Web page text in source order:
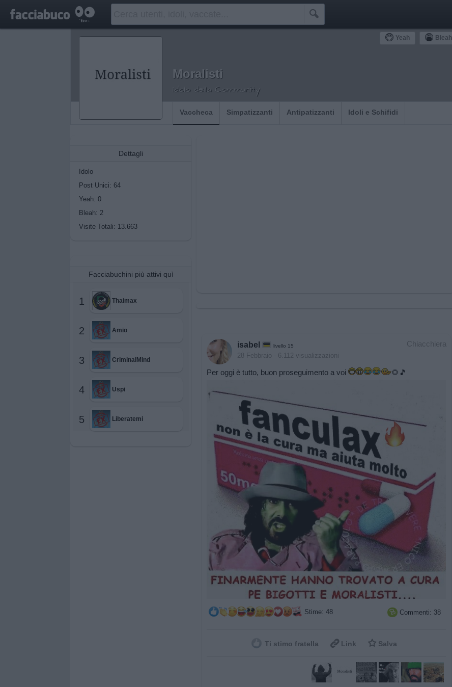

Yeah Bleah
Moralisti
Idolo della Community
Vaccheca Simpatizzanti Antipatizzanti Idoli e Schifidi
Dettagli
Idolo
Post Unici: 64
Yeah: 0
Bleah: 2
Visite Totali: 13.663
Facciabuchini più attivi quì
1 Thaimax
2 Amio
3 CriminalMind
4 Uspi
5 Liberatemi
Chiacchiera
isabel livello 15
28 Febbraio - 6.112 visualizzazioni
Per oggi è tutto, buon proseguimento a voi 🌻🎵
Stime: 48  Commenti: 38
Ti stimo fratella  Link  Salva